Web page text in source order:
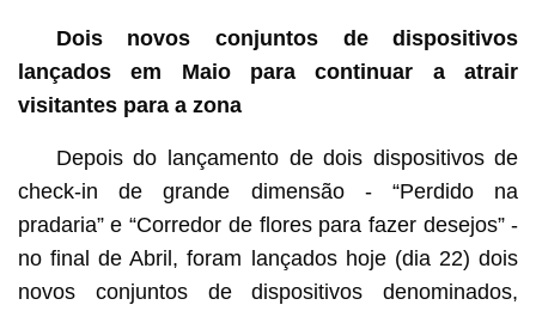
Dois novos conjuntos de dispositivos
lançados em Maio para continuar a atrair
visitantes para a zona
Depois do lançamento de dois dispositivos de
check-in de grande dimensão - “Perdido na
pradaria” e “Corredor de flores para fazer desejos” -
no final de Abril, foram lançados hoje (dia 22) dois
novos conjuntos de dispositivos denominados,